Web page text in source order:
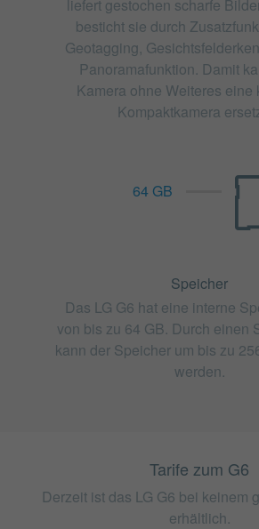
liefert gestochen scharfe
besticht sie durch
Geotagging,
Panoramafunktion. Damit
Kamera ohne Weiteres eine
Kompaktkamera
64 GB
Speicher
Das LG G6 hat eine interne
von bis zu 64 GB. Durch einen
kann der Speicher um bis zu
werden.
Tarife zum G6
Derzeit ist das LG G6 bei keinem
erhältlich.